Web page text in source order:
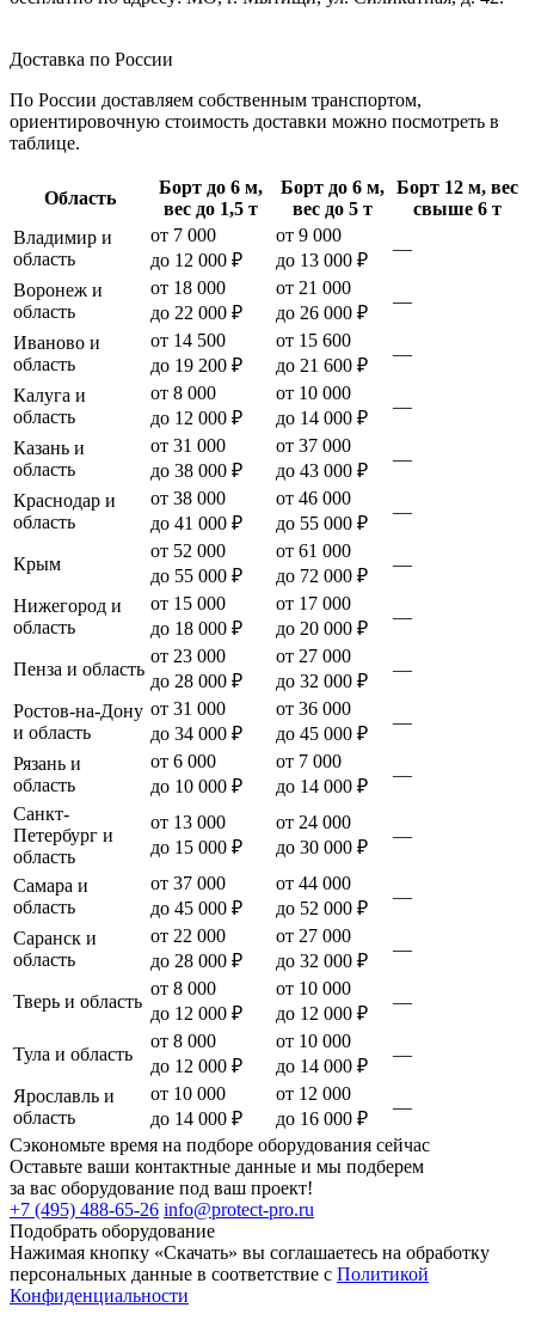
Доставка по России
По России доставляем собственным транспортом,
ориентировочную стоимость доставки можно посмотреть в
таблице.
Область
Борт до 6 м,
вес до 1,5 т
Борт до 6 м,
вес до 5 т
Борт 12 м, вес
свыше 6 т
Владимир и
область
от 7 000
до 12 000 ₽
от 9 000
до 13 000 ₽
—
Воронеж и
область
от 18 000
до 22 000 ₽
от 21 000
до 26 000 ₽
—
Иваново и
область
от 14 500
до 19 200 ₽
от 15 600
до 21 600 ₽
—
Калуга и
область
от 8 000
до 12 000 ₽
от 10 000
до 14 000 ₽
—
Казань и
область
от 31 000
до 38 000 ₽
от 37 000
до 43 000 ₽
—
Краснодар и
область
от 38 000
до 41 000 ₽
от 46 000
до 55 000 ₽
—
Крым
от 52 000
до 55 000 ₽
от 61 000
до 72 000 ₽
—
Нижегород и
область
от 15 000
до 18 000 ₽
от 17 000
до 20 000 ₽
—
Пенза и область
от 23 000
до 28 000 ₽
от 27 000
до 32 000 ₽
—
Ростов-на-Дону
и область
от 31 000
до 34 000 ₽
от 36 000
до 45 000 ₽
—
Рязань и
область
от 6 000
до 10 000 ₽
от 7 000
до 14 000 ₽
—
Санкт-
Петербург и
область
от 13 000
до 15 000 ₽
от 24 000
до 30 000 ₽
—
Самара и
область
от 37 000
до 45 000 ₽
от 44 000
до 52 000 ₽
—
Саранск и
область
от 22 000
до 28 000 ₽
от 27 000
до 32 000 ₽
—
Тверь и область
от 8 000
до 12 000 ₽
от 10 000
до 12 000 ₽
—
Тула и область
от 8 000
до 12 000 ₽
от 10 000
до 14 000 ₽
—
Ярославль и
область
от 10 000
до 14 000 ₽
от 12 000
до 16 000 ₽
—
Сэкономьте время на подборе оборудования сейчас
Оставьте ваши контактные данные и мы подберем
за вас оборудование под ваш проект!
+7 (495) 488-65-26 info@protect-pro.ru
Подобрать оборудование
Нажимая кнопку «Скачать» вы соглашаетесь на обработку
персональных данные в соответствие с Политикой
Конфиденциальности